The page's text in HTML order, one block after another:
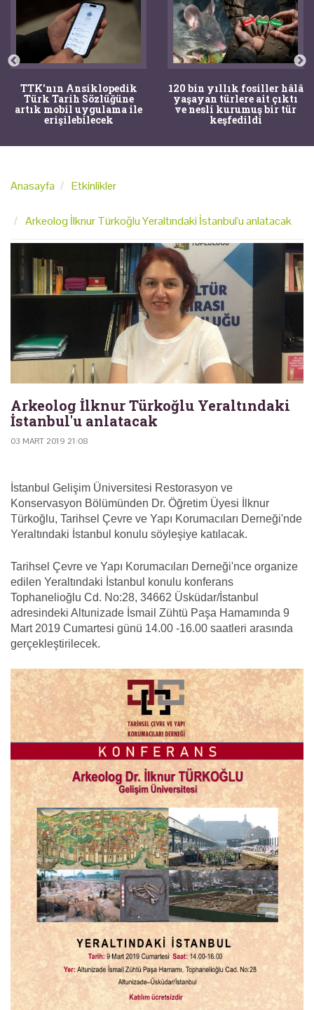
TTK'nın Ansiklopedik
Türk Tarih Sözlüğüne
artık mobil uygulama ile
erişilebilecek
120 bin yıllık fosiller hâlâ
yaşayan türlere ait çıktı
ve nesli kurumuş bir tür
keşfedildi
Anasayfa Etkinlikler
Arkeolog İlknur Türkoğlu Yeraltındaki İstanbul'u anlatacak
Arkeolog İlknur Türkoğlu Yeraltındaki
İstanbul'u anlatacak
03 MART 2019 21:08
İstanbul Gelişim Üniversitesi Restorasyon ve
Konservasyon Bölümünden Dr. Öğretim Üyesi İlknur
Türkoğlu, Tarihsel Çevre ve Yapı Korumacıları Derneği'nde
Yeraltındaki İstanbul konulu söyleşiye katılacak.
Tarihsel Çevre ve Yapı Korumacıları Derneği'nce organize
edilen Yeraltındaki İstanbul konulu konferans
Tophanelioğlu Cd. No:28, 34662 Üsküdar/İstanbul
adresindeki Altunizade İsmail Zühtü Paşa Hamamında 9
Mart 2019 Cumartesi günü 14.00 -16.00 saatleri arasında
gerçekleştirilecek.